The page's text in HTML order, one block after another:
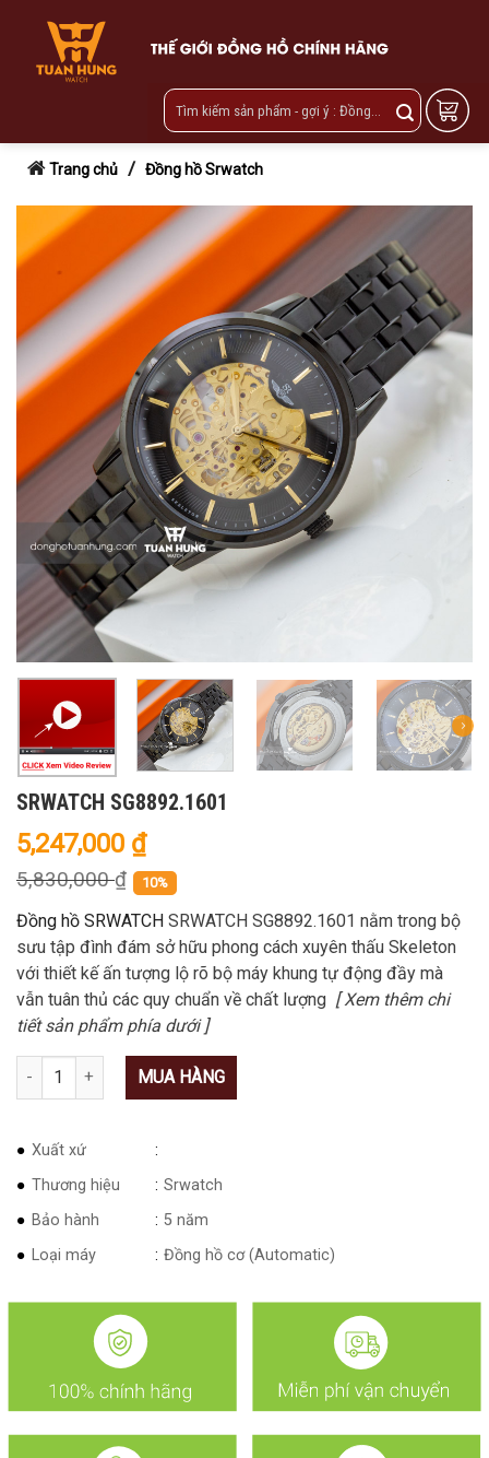
content
Trang chủ / Đồng hồ Srwatch
SRWATCH SG8892.1601
5,247,000 ₫
5,830,000₫ 10%
Đồng hồ SRWATCH SRWATCH SG8892.1601 nằm trong bộ
sưu tập đình đám sở hữu phong cách xuyên thấu Skeleton
với thiết kế ấn tượng lộ rõ bộ máy khung tự động đầy mà
vẫn tuân thủ các quy chuẩn về chất lượng [ Xem thêm chi
tiết sản phẩm phía dưới ]
Số lượng MUA HÀNG
Xuất xứ
Thương hiệu
Srwatch
Bảo hành
5 năm
Loại máy
Đồng hồ cơ (Automatic)